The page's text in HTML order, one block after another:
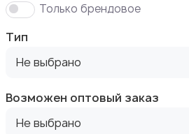
Диваны и кресла
Только брендовое
Тип
Не выбрано
Возможен оптовый заказ
Не выбрано